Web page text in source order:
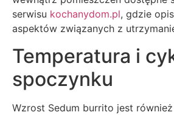
serwisu kochanydom.pl, gdzie
aspektów związanych z
Temperatura i
spoczynku
Wzrost Sedum burrito jest